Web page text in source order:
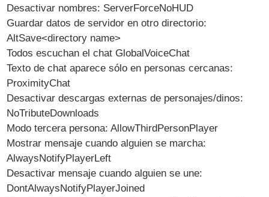
Desactivar nombres: ServerForceNoHUD
Guardar datos de servidor en otro directorio:
AltSave<directory name>
Todos escuchan el chat GlobalVoiceChat
Texto de chat aparece sólo en personas cercanas:
ProximityChat
Desactivar descargas externas de personajes/dinos:
NoTributeDownloads
Modo tercera persona: AllowThirdPersonPlayer
Mostrar mensaje cuando alguien se marcha:
AlwaysNotifyPlayerLeft
Desactivar mensaje cuando alguien se une:
DontAlwaysNotifyPlayerJoined